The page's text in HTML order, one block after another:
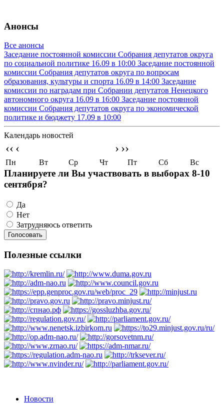
Анонсы
Все анонсы
Заседание постоянной комиссии Собрания депутатов округа
по социальной политике 16.09 в 10:00 Заседание постоянной
комиссии Собрания депутатов округа по вопросам
образования, культуры и спорта 16.09 в 14:00 Заседание
комиссии по наградам при Собрании депутатов Ненецкого
автономного округа 16.09 в 16:00 Заседание постоянной
комиссии Собрания депутатов округа по экономической
политике и бюджету 17.09 в 10:00
Календарь новостей
‹‹ ‹ › ››
Пн Вт Ср Чт Пт Сб Вс
Планируете ли Вы участвовать в выборах 8-10
сентября?
Да
Нет
Затрудняюсь ответить
Полезные ссылки
Новости